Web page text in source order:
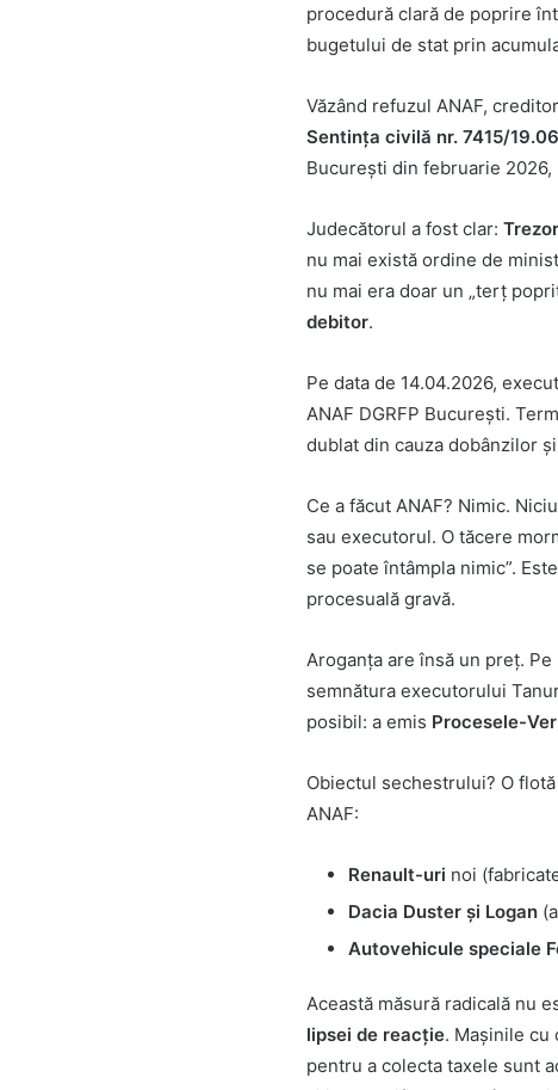
procedură clară de poprire
bugetului de stat prin
Văzând refuzul ANAF,
Sentința civilă nr. 7415/
București din februarie
Judecătorul a fost clar:
nu mai există ordine de
nu mai era doar un „terț
debitor.
Pe data de 14.04.2026,
ANAF DGRFP București.
dublat din cauza dobânzilor
Ce a făcut ANAF? Nimic.
sau executorul. O tăcere
se poate întâmpla nimic”.
procesuală gravă.
Aroganța are însă un preț. Pe
semnătura executorului
posibil: a emis Procesele-
Obiectul sechestrului? O
ANAF:
Renault-uri noi
Dacia Duster și Logan
Autovehicule speciale
Această măsură radicală nu
lipsei de reacție. Mașinile cu
pentru a colecta taxele sunt